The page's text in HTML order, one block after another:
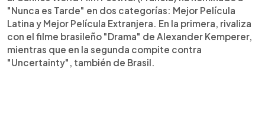
"Nunca es Tarde" en dos categorías: Mejor Película
Latina y Mejor Película Extranjera. En la primera, rivaliza
con el filme brasileño "Drama" de Alexander Kemperer,
mientras que en la segunda compite contra
"Uncertainty", también de Brasil.